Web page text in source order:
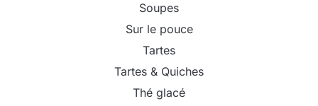
Soupes
Sur le pouce
Tartes
Tartes & Quiches
Thé glacé